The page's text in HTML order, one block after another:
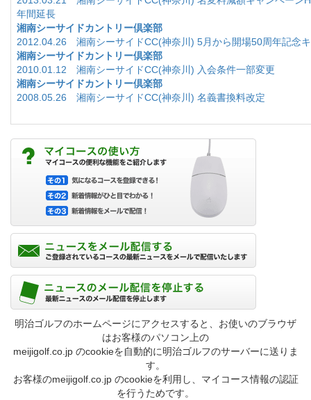
年間延長
湘南シーサイドカントリー倶楽部
2012.04.26 湘南シーサイドCC(神奈川) 5月から開場50周年記念
湘南シーサイドカントリー倶楽部
2010.01.12 湘南シーサイドCC(神奈川) 入会条件一部変更
湘南シーサイドカントリー倶楽部
2008.05.26 湘南シーサイドCC(神奈川) 名義書換料改定
明治ゴルフのホームページにアクセスすると、お使いのブラウザ
はお客様のパソコン上の
meijigolf.co.jp のcookieを自動的に明治ゴルフのサーバーに送りま
す。
お客様のmeijigolf.co.jp のcookieを利用し、マイコース情報の認証
を行うためです。